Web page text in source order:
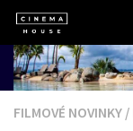
Skip to content
FILMOVÉ NOVINKY /